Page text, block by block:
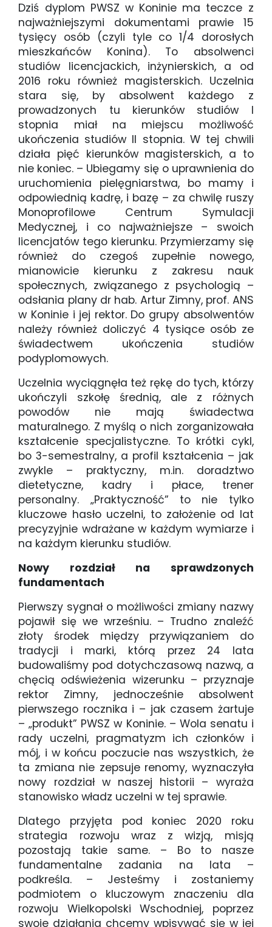
Dziś dyplom PWSZ w Koninie ma teczce z
najważniejszymi dokumentami prawie 15
tysięcy osób (czyli tyle co 1/4 dorosłych
mieszkańców Konina). To absolwenci
studiów licencjackich, inżynierskich, a od
2016 roku również magisterskich. Uczelnia
stara się, by absolwent każdego z
prowadzonych tu kierunków studiów I
stopnia miał na miejscu możliwość
ukończenia studiów II stopnia. W tej chwili
działa pięć kierunków magisterskich, a to
nie koniec. – Ubiegamy się o uprawnienia do
uruchomienia pielęgniarstwa, bo mamy i
odpowiednią kadrę, i bazę – za chwilę ruszy
Monoprofilowe Centrum Symulacji
Medycznej, i co najważniejsze – swoich
licencjatów tego kierunku. Przymierzamy się
również do czegoś zupełnie nowego,
mianowicie kierunku z zakresu nauk
społecznych, związanego z psychologią –
odsłania plany dr hab. Artur Zimny, prof. ANS
w Koninie i jej rektor. Do grupy absolwentów
należy również doliczyć 4 tysiące osób ze
świadectwem ukończenia studiów
podyplomowych.
Uczelnia wyciągnęła też rękę do tych, którzy
ukończyli szkołę średnią, ale z różnych
powodów nie mają świadectwa
maturalnego. Z myślą o nich zorganizowała
kształcenie specjalistyczne. To krótki cykl,
bo 3-semestralny, a profil kształcenia – jak
zwykle – praktyczny, m.in. doradztwo
dietetyczne, kadry i płace, trener
personalny. „Praktyczność” to nie tylko
kluczowe hasło uczelni, to założenie od lat
precyzyjnie wdrażane w każdym wymiarze i
na każdym kierunku studiów.
Nowy rozdział na sprawdzonych
fundamentach
Pierwszy sygnał o możliwości zmiany nazwy
pojawił się we wrześniu. – Trudno znaleźć
złoty środek między przywiązaniem do
tradycji i marki, którą przez 24 lata
budowaliśmy pod dotychczasową nazwą, a
chęcią odświeżenia wizerunku – przyznaje
rektor Zimny, jednocześnie absolwent
pierwszego rocznika i – jak czasem żartuje
– „produkt” PWSZ w Koninie. – Wola senatu i
rady uczelni, pragmatyzm ich członków i
mój, i w końcu poczucie nas wszystkich, że
ta zmiana nie zepsuje renomy, wyznaczyła
nowy rozdział w naszej historii – wyraża
stanowisko władz uczelni w tej sprawie.
Dlatego przyjęta pod koniec 2020 roku
strategia rozwoju wraz z wizją, misją
pozostają takie same. – Bo to nasze
fundamentalne zadania na lata –
podkreśla. – Jesteśmy i zostaniemy
podmiotem o kluczowym znaczeniu dla
rozwoju Wielkopolski Wschodniej, poprzez
swoje działania chcemy wpisywać się w jej